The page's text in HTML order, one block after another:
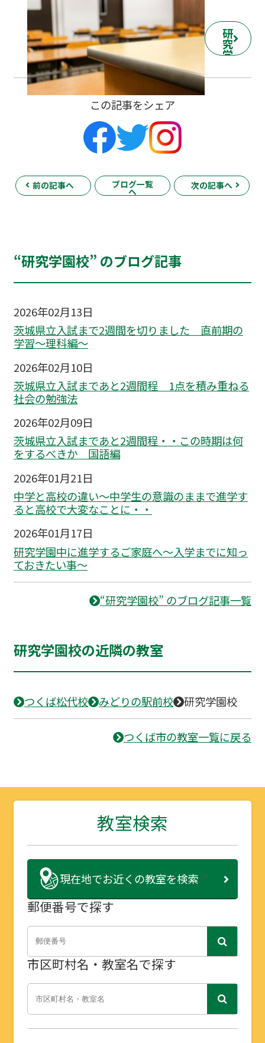
研
究
学
校
この記事をシェア
前の記事へ ブログ一覧
へ
次の記事へ
“研究学園校” のブログ記事
2026年02月13日
茨城県立入試まで2週間を切りました 直前期の
学習～理科編〜
2026年02月10日
茨城県立入試まであと2週間程 1点を積み重ねる
社会の勉強法
2026年02月09日
茨城県立入試まであと2週間程・・この時期は何
をするべきか 国語編
2026年01月21日
中学と高校の違い～中学生の意識のままで進学す
ると高校で大変なことに・・
2026年01月17日
研究学園中に進学するご家庭へ～入学までに知っ
ておきたい事～
“研究学園校” のブログ記事一覧
研究学園校の近隣の教室
つくば松代校 みどりの駅前校 研究学園校
つくば市の教室一覧に戻る
教室検索
現在地でお近くの教室を検索
郵便番号で探す
市区町村名・教室名で探す